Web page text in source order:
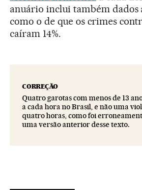
anuário inclui também dados
como o de que os crimes
caíram 14%.
CORREÇÃO
Quatro garotas com menos de 13
a cada hora no Brasil, e não uma
quatro horas, como foi
uma versão anterior desse texto.